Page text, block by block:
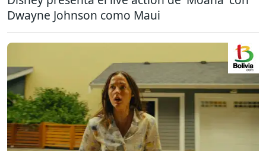
Dwayne Johnson como Maui